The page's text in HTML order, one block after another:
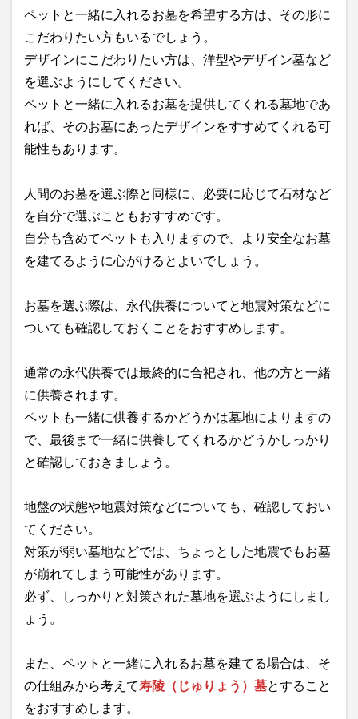
ペットと一緒に入れるお墓を希望する方は、その形に
こだわりたい方もいるでしょう。
デザインにこだわりたい方は、洋型やデザイン墓など
を選ぶようにしてください。
ペットと一緒に入れるお墓を提供してくれる墓地であ
れば、そのお墓にあったデザインをすすめてくれる可
能性もあります。
人間のお墓を選ぶ際と同様に、必要に応じて石材など
を自分で選ぶこともおすすめです。
自分も含めてペットも入りますので、より安全なお墓
を建てるように心がけるとよいでしょう。
お墓を選ぶ際は、永代供養についてと地震対策などに
ついても確認しておくことをおすすめします。
通常の永代供養では最終的に合祀され、他の方と一緒
に供養されます。
ペットも一緒に供養するかどうかは墓地によりますの
で、最後まで一緒に供養してくれるかどうかしっかり
と確認しておきましょう。
地盤の状態や地震対策などについても、確認しておい
てください。
対策が弱い墓地などでは、ちょっとした地震でもお墓
が崩れてしまう可能性があります。
必ず、しっかりと対策された墓地を選ぶようにしまし
ょう。
また、ペットと一緒に入れるお墓を建てる場合は、そ
の仕組みから考えて寿陵（じゅりょう）墓とすること
をおすすめします。